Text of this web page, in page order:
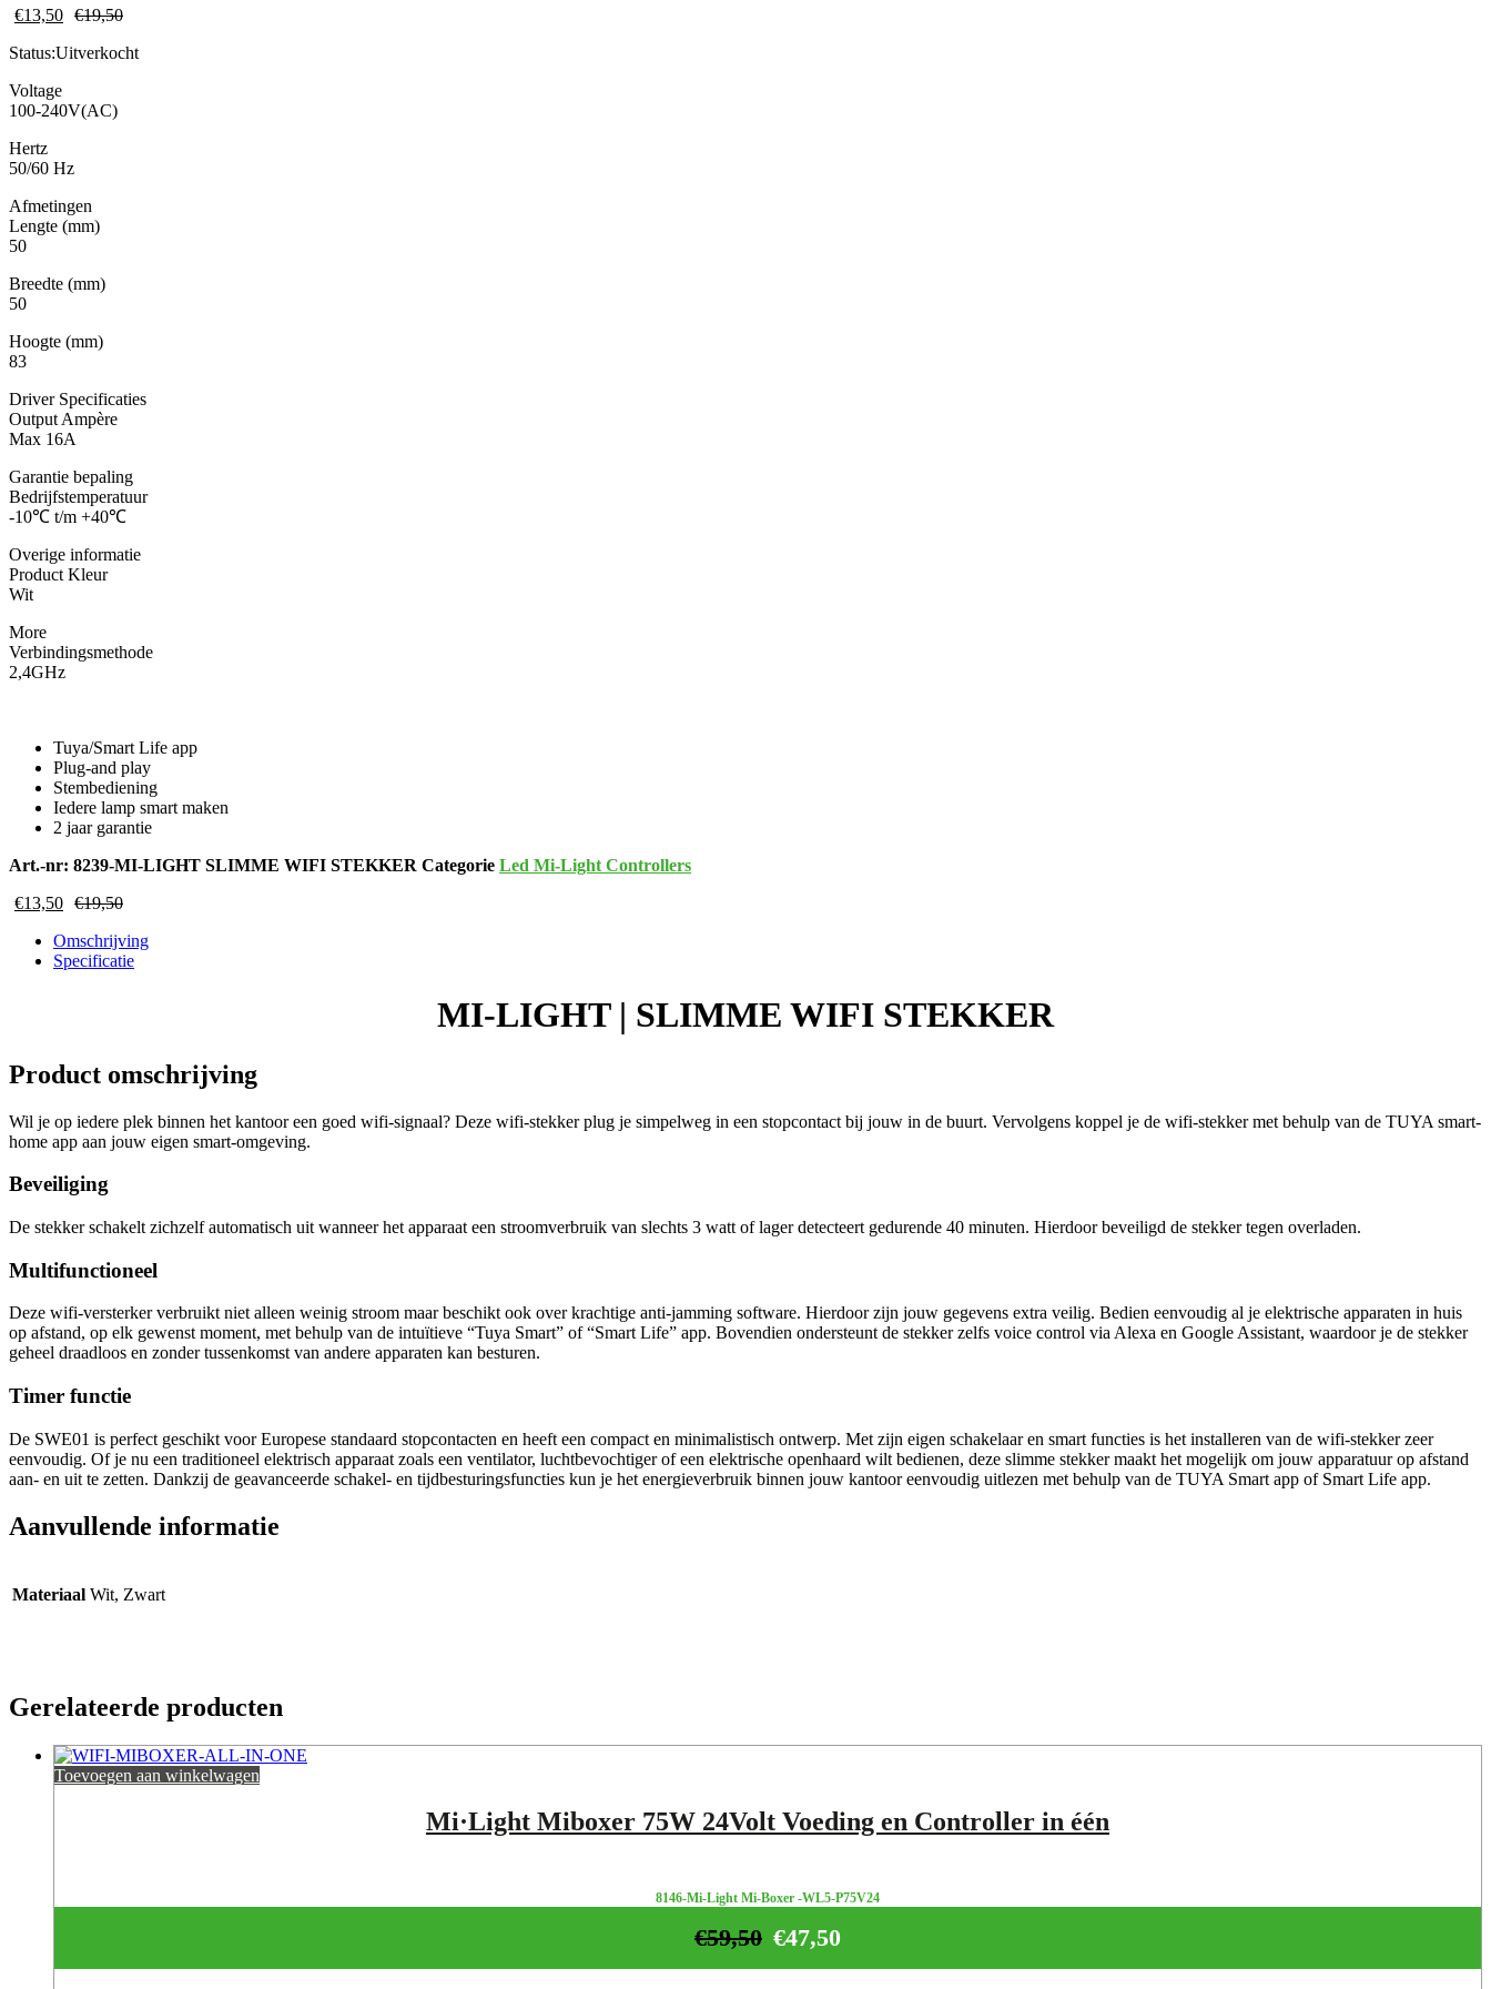
€13,50 €19,50
Status:Uitverkocht
Voltage
100-240V(AC)
Hertz
50/60 Hz
Afmetingen
Lengte (mm)
50
Breedte (mm)
50
Hoogte (mm)
83
Driver Specificaties
Output Ampère
Max 16A
Garantie bepaling
Bedrijfstemperatuur
-10℃ t/m +40℃
Overige informatie
Product Kleur
Wit
More
Verbindingsmethode
2,4GHz
Tuya/Smart Life app
Plug-and play
Stembediening
Iedere lamp smart maken
2 jaar garantie
Art.-nr: 8239-MI-LIGHT SLIMME WIFI STEKKER Categorie Led Mi-Light Controllers
€13,50 €19,50
Omschrijving
Specificatie
MI-LIGHT | SLIMME WIFI STEKKER
Product omschrijving
Wil je op iedere plek binnen het kantoor een goed wifi-signaal? Deze wifi-stekker plug je simpelweg in een stopcontact bij jouw in de buurt. Vervolgens koppel je de wifi-stekker met behulp van de TUYA smart-
home app aan jouw eigen smart-omgeving.
Beveiliging
De stekker schakelt zichzelf automatisch uit wanneer het apparaat een stroomverbruik van slechts 3 watt of lager detecteert gedurende 40 minuten. Hierdoor beveiligd de stekker tegen overladen.
Multifunctioneel
Deze wifi-versterker verbruikt niet alleen weinig stroom maar beschikt ook over krachtige anti-jamming software. Hierdoor zijn jouw gegevens extra veilig. Bedien eenvoudig al je elektrische apparaten in huis
op afstand, op elk gewenst moment, met behulp van de intuïtieve “Tuya Smart” of “Smart Life” app. Bovendien ondersteunt de stekker zelfs voice control via Alexa en Google Assistant, waardoor je de stekker
geheel draadloos en zonder tussenkomst van andere apparaten kan besturen.
Timer functie
De SWE01 is perfect geschikt voor Europese standaard stopcontacten en heeft een compact en minimalistisch ontwerp. Met zijn eigen schakelaar en smart functies is het installeren van de wifi-stekker zeer
eenvoudig. Of je nu een traditioneel elektrisch apparaat zoals een ventilator, luchtbevochtiger of een elektrische openhaard wilt bedienen, deze slimme stekker maakt het mogelijk om jouw apparatuur op afstand
aan- en uit te zetten. Dankzij de geavanceerde schakel- en tijdbesturingsfuncties kun je het energieverbruik binnen jouw kantoor eenvoudig uitlezen met behulp van de TUYA Smart app of Smart Life app.
Aanvullende informatie
Materiaal Wit, Zwart
Gerelateerde producten
Toevoegen aan winkelwagen
Mi·Light Miboxer 75W 24Volt Voeding en Controller in één
8146-Mi-Light Mi-Boxer -WL5-P75V24
€47,50
€59,50